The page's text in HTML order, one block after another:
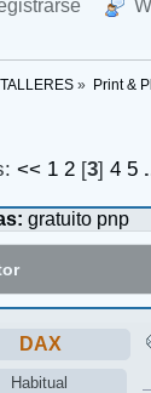
TALLERES» Print &
<< 1 2 [3]4 5
gratuito pnp
DAX
Habitual